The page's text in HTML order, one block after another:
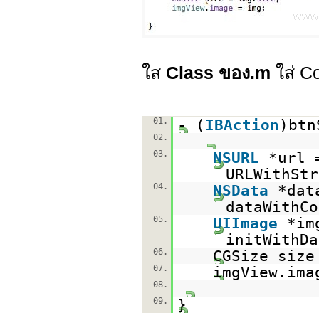
ใส Class ของ.m ใส่
01. - ( IBAction
02.
03.
NSURL
*url
04. NSData
05. UIImage
06. CGSize
07.
08.
09.
}